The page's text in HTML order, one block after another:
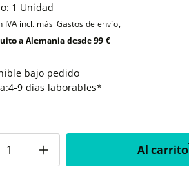
1 Unidad
IVA incl. más Gastos de envío,
a Alemania desde 99 €
bajo pedido
9 días laborables*
Al carrito